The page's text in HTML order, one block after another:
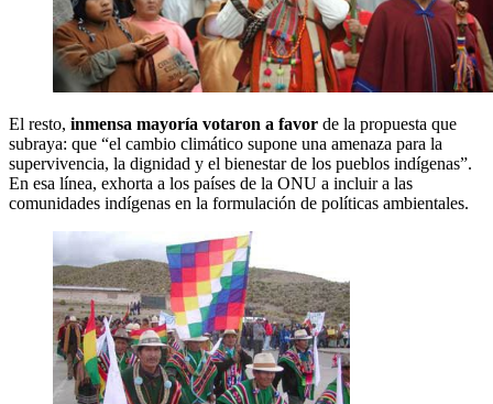
El resto, inmensa mayoría votaron a favor de la propuesta que
subraya: que “el cambio climático supone una amenaza para la
supervivencia, la dignidad y el bienestar de los pueblos indígenas”.
En esa línea, exhorta a los países de la ONU a incluir a las
comunidades indígenas en la formulación de políticas ambientales.